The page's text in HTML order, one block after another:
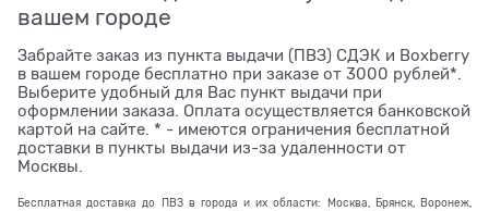
вашем городе
Забрайте заказ из пункта выдачи (ПВЗ) СДЭК и Boxberry
в вашем городе бесплатно при заказе от 3000 рублей*.
Выберите удобный для Вас пункт выдачи при
оформлении заказа. Оплата осуществляется банковской
картой на сайте. * - имеются ограничения бесплатной
доставки в пункты выдачи из-за удаленности от
Москвы.
Бесплатная доставка до ПВЗ в города и их области: Москва, Брянск, Воронеж,